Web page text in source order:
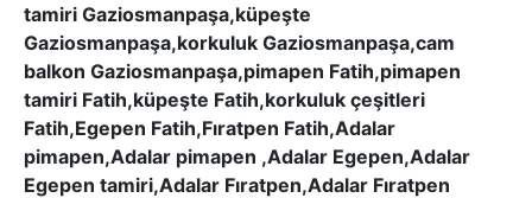
tamiri Gaziosmanpaşa,küpeşte
Gaziosmanpaşa,korkuluk Gaziosmanpaşa,cam
balkon Gaziosmanpaşa,pimapen Fatih,pimapen
tamiri Fatih,küpeşte Fatih,korkuluk çeşitleri
Fatih,Egepen Fatih,Fıratpen Fatih,Adalar
pimapen,Adalar pimapen ,Adalar Egepen,Adalar
Egepen tamiri,Adalar Fıratpen,Adalar Fıratpen